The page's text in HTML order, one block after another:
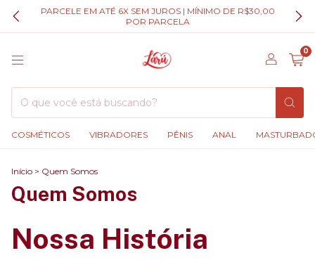
PARCELE EM ATÉ 6X SEM JUROS | MÍNIMO DE R$30,00
POR PARCELA
0
COSMÉTICOS VIBRADORES PÊNIS ANAL
Início > Quem Somos
Quem Somos
Nossa História